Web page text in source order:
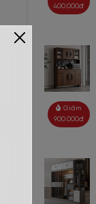
400.000đ
Giảm
900.000đ